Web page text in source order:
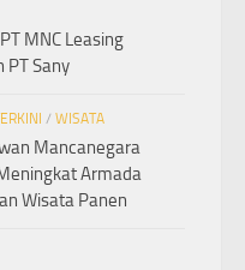
MNC Leasing
PT Sany
/ WISATA
Mancanegara
Armada
Wisata Panen